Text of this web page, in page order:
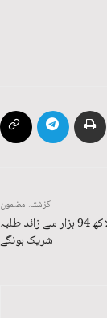
گزشتہ مضمون
وفاق المدارس کے امتحانات میں 5 لاکھ 94 ہزار سے زائد طلبہ
شریک ہونگے